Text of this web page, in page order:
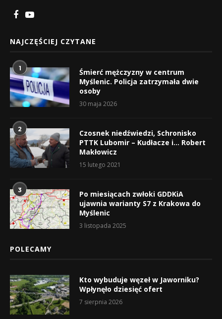
NAJCZĘŚCIEJ CZYTANE
1
Śmierć mężczyzny w centrum
Myślenic. Policja zatrzymała dwie
osoby
30 maja 2026
2
Czosnek niedźwiedzi, Schronisko
PTTK Lubomir – Kudłacze i… Robert
Makłowicz
15 lutego 2021
3
Po miesiącach zwłoki GDDKiA
ujawnia warianty S7 z Krakowa do
Myślenic
3 listopada 2025
POLECAMY
Kto wybuduje węzeł w Jaworniku?
Wpłynęło dziesięć ofert
7 sierpnia 2026